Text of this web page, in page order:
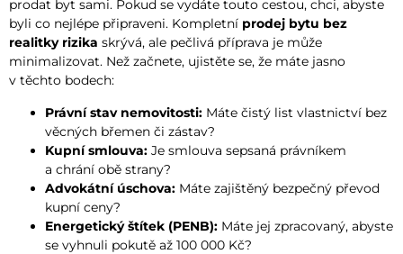
prodat byt sami. Pokud se vydáte touto cestou, chci, abyste
byli co nejlépe připraveni. Kompletní prodej bytu bez
realitky rizika skrývá, ale pečlivá příprava je může
minimalizovat. Než začnete, ujistěte se, že máte jasno
v těchto bodech:
Právní stav nemovitosti: Máte čistý list vlastnictví bez
věcných břemen či zástav?
Kupní smlouva: Je smlouva sepsaná právníkem
a chrání obě strany?
Advokátní úschova: Máte zajištěný bezpečný převod
kupní ceny?
Energetický štítek (PENB): Máte jej zpracovaný, abyste
se vyhnuli pokutě až 100 000 Kč?